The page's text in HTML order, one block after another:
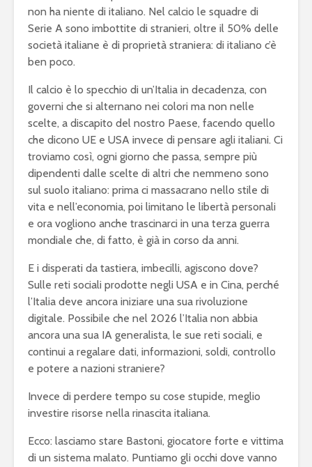
non ha niente di italiano. Nel calcio le squadre di
Serie A sono imbottite di stranieri, oltre il 50% delle
società italiane è di proprietà straniera: di italiano c’è
ben poco.
Il calcio è lo specchio di un’Italia in decadenza, con
governi che si alternano nei colori ma non nelle
scelte, a discapito del nostro Paese, facendo quello
che dicono UE e USA invece di pensare agli italiani. Ci
troviamo così, ogni giorno che passa, sempre più
dipendenti dalle scelte di altri che nemmeno sono
sul suolo italiano: prima ci massacrano nello stile di
vita e nell’economia, poi limitano le libertà personali
e ora vogliono anche trascinarci in una terza guerra
mondiale che, di fatto, è già in corso da anni.
E i disperati da tastiera, imbecilli, agiscono dove?
Sulle reti sociali prodotte negli USA e in Cina, perché
l’Italia deve ancora iniziare una sua rivoluzione
digitale. Possibile che nel 2026 l’Italia non abbia
ancora una sua IA generalista, le sue reti sociali, e
continui a regalare dati, informazioni, soldi, controllo
e potere a nazioni straniere?
Invece di perdere tempo su cose stupide, meglio
investire risorse nella rinascita italiana.
Ecco: lasciamo stare Bastoni, giocatore forte e vittima
di un sistema malato. Puntiamo gli occhi dove vanno